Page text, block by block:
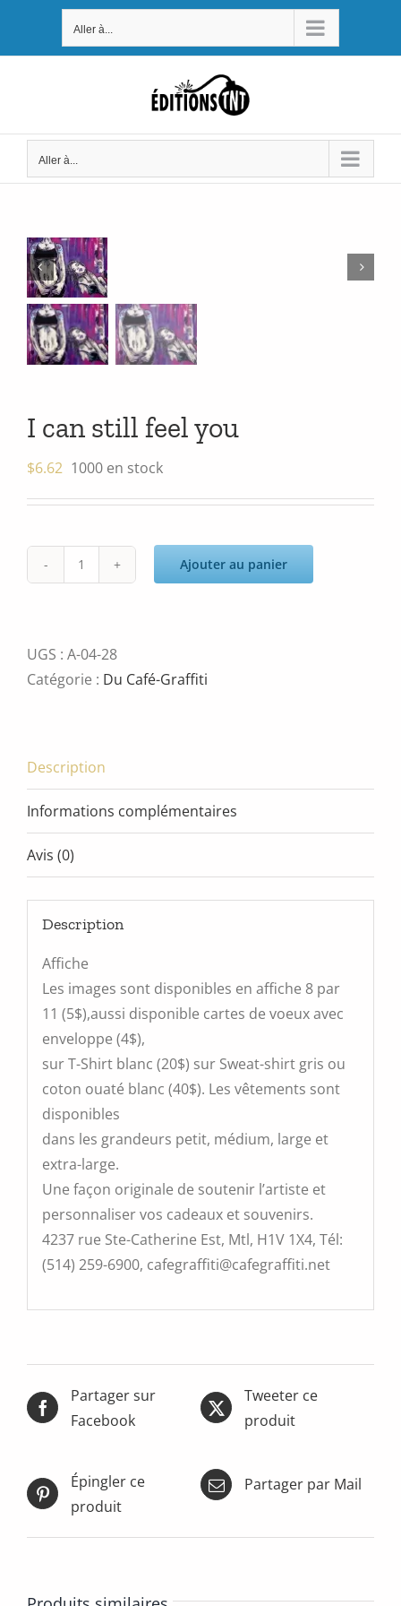
contenu
Aller à...
Aller à...
I can still feel you
$6.62 1000 en stock
quantité
can
still
Ajouter au panier
UGS : A-04-28
Catégorie : Du Café-Graffiti
Description
Informations complémentaires
Avis (0)
Description
Affiche
Les images sont disponibles en affiche 8 par
11 (5$),aussi disponible cartes de voeux avec
enveloppe (4$),
sur T-Shirt blanc (20$) sur Sweat-shirt gris ou
coton ouaté blanc (40$). Les vêtements sont
disponibles
dans les grandeurs petit, médium, large et
extra-large.
Une façon originale de soutenir l’artiste et
personnaliser vos cadeaux et souvenirs.
4237 rue Ste-Catherine Est, Mtl, H1V 1X4, Tél:
(514) 259-6900, cafegraffiti@cafegraffiti.net
Partager sur
Facebook
Tweeter ce
produit
Épingler ce
produit
Partager par Mail